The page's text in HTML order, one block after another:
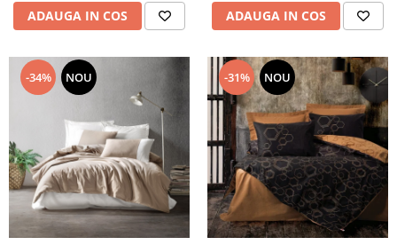
ADAUGA IN COS ADAUGA IN COS
-34% NOU -31% NOU